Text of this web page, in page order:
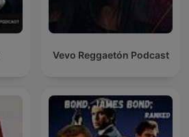
Vevo Reggaetón Podcast